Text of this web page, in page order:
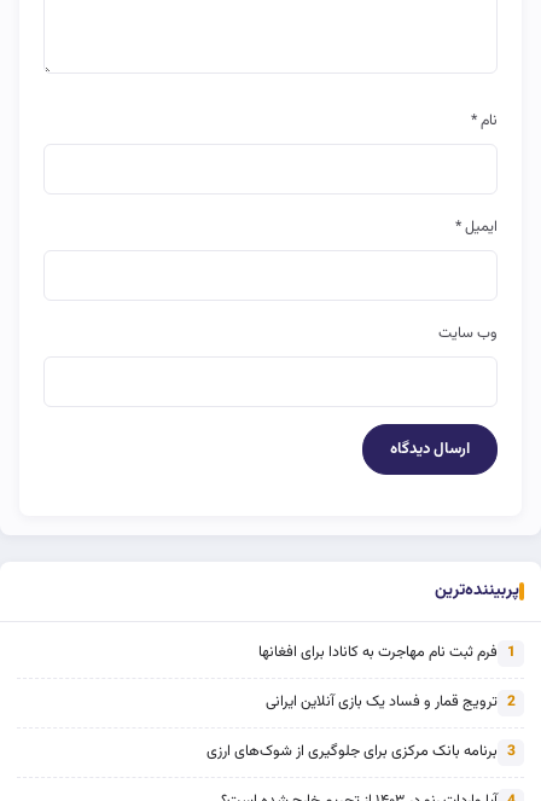
نام*
ایمیل*
وب‌ سایت
پربیننده‌ترین
1 فرم ثبت نام مهاجرت به کانادا برای افغانها
2 ترویج قمار و فساد یک بازی آنلاین ایرانی
3 برنامه بانک مرکزی برای جلوگیری از شوک‌های ارزی